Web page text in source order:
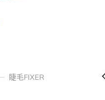
睫毛FIXER